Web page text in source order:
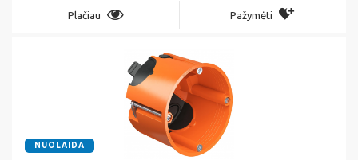
Plačiau Pažymėti
NUOLAIDA